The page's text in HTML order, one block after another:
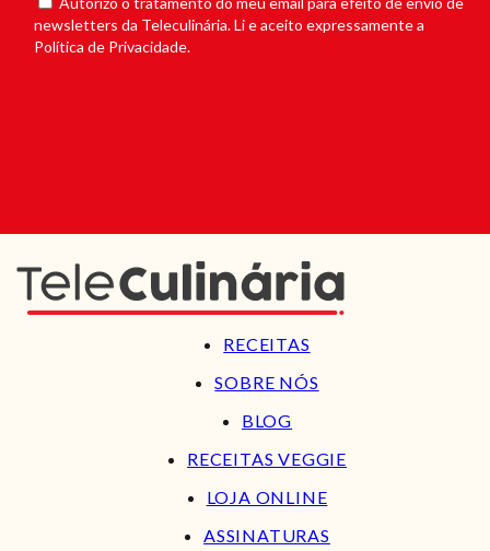
newsletters da Teleculinária. Li e aceito expressamente a
Política de Privacidade.
RECEITAS
SOBRE NÓS
BLOG
RECEITAS VEGGIE
LOJA ONLINE
ASSINATURAS